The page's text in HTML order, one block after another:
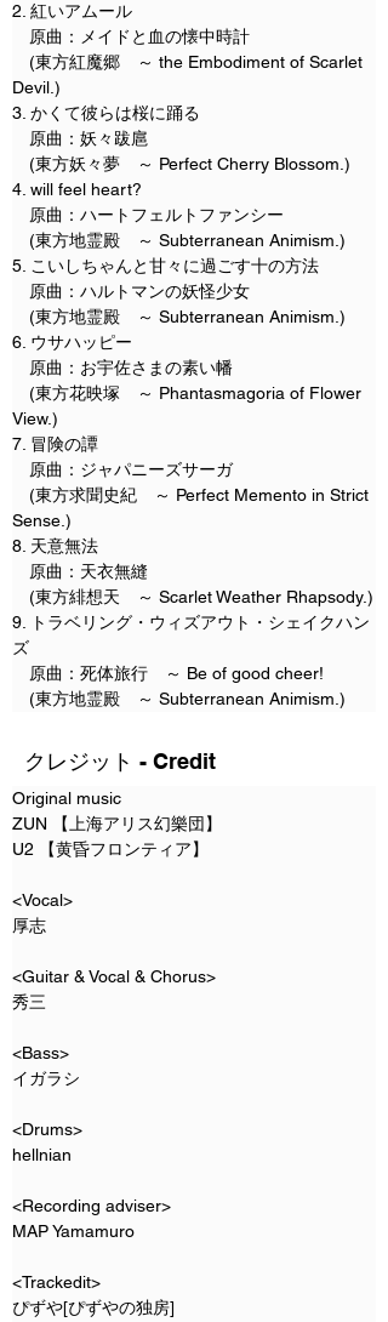
2. 紅いアムール
原曲：メイドと血の懐中時計
(東方紅魔郷　～ the Embodiment of Scarlet
Devil.)
3. かくて彼らは桜に踊る
原曲：妖々跋扈
(東方妖々夢　～ Perfect Cherry Blossom.)
4. will feel heart?
原曲：ハートフェルトファンシー
(東方地霊殿　～ Subterranean Animism.)
5. こいしちゃんと甘々に過ごす十の方法
原曲：ハルトマンの妖怪少女
(東方地霊殿　～ Subterranean Animism.)
6. ウサハッピー
原曲：お宇佐さまの素い幡
(東方花映塚　～ Phantasmagoria of Flower
View.)
7. 冒険の譚
原曲：ジャパニーズサーガ
(東方求聞史紀　～ Perfect Memento in Strict
Sense.)
8. 天意無法
原曲：天衣無縫
(東方緋想天　～ Scarlet Weather Rhapsody.)
9. トラベリング・ウィズアウト・シェイクハン
ズ
原曲：死体旅行　～ Be of good cheer!
(東方地霊殿　～ Subterranean Animism.)
クレジット - Credit
Original music
ZUN 【上海アリス幻樂団】
U2 【黄昏フロンティア】
<Vocal>
厚志
<Guitar & Vocal & Chorus>
秀三
<Bass>
イガラシ
<Drums>
hellnian
<Recording adviser>
MAP Yamamuro
<Trackedit>
ぴずや[ぴずやの独房]